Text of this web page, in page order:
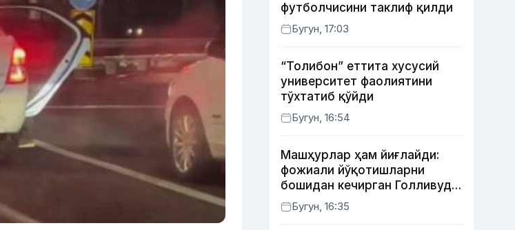
футболчисини таклиф қилди
Бугун, 17:03
“Толибон” еттита хусусий
университет фаолиятини
тўхтатиб қўйди
Бугун, 16:54
Машҳурлар ҳам йиғлайди:
фожиали йўқотишларни
бошидан кечирган Голливуд
юлдузлари
Бугун, 16:35